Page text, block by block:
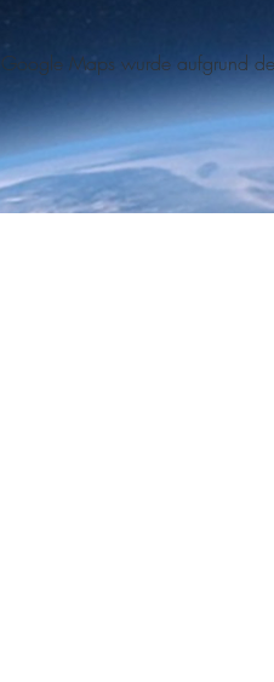
Google Maps wurde aufgrund